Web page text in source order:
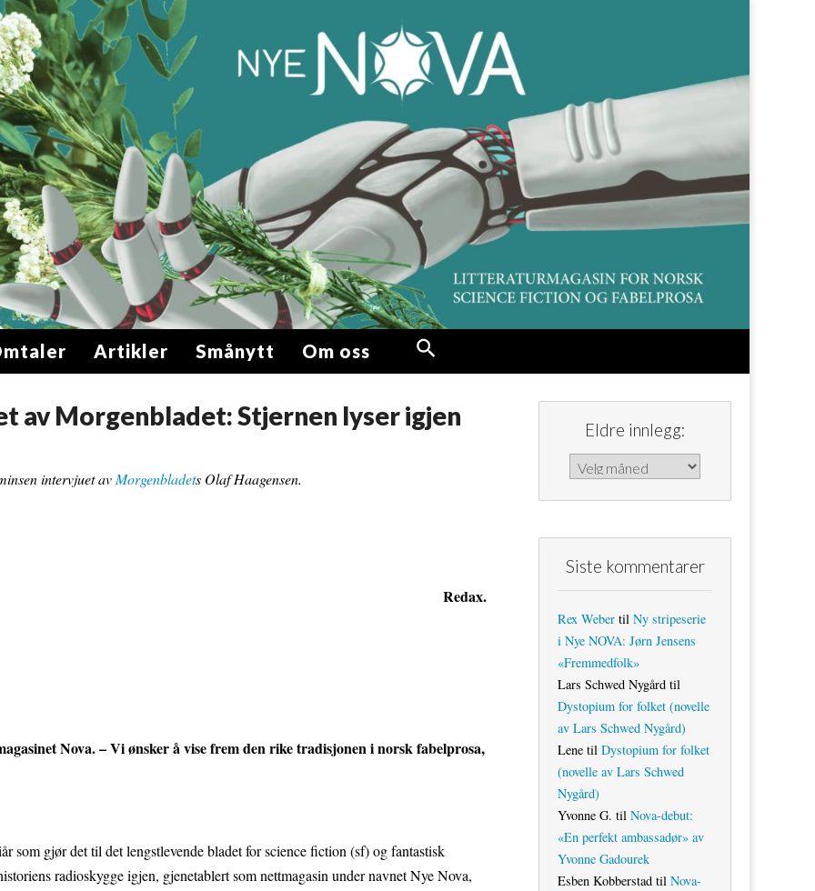
Artikler Smånytt Om oss
av Morgenbladet: Stjernen lyser igjen
intervjuet avMorgenbladets Olaf Haagensen.
Redax.
Nova. – Vi ønsker å vise frem den rike tradisjonen i norsk fabelprosa,
som gjør det til det lengstlevende bladet for science fiction (sf) og fantastisk
radioskygge igjen, gjenetablert som nettmagasin under navnet Nye Nova,
Eldre innlegg:
Eldre innlegg:
Siste kommentarer
Rex Weber til Ny stripeserie
i Nye NOVA: Jørn Jensens
«Fremmedfolk»
Lars Schwed Nygård til
Dystopium for folket (novelle
av Lars Schwed Nygård)
Lene til Dystopium for folket
(novelle av Lars Schwed
Nygård)
Yvonne G. til Nova-debut:
«En perfekt ambassadør» av
Yvonne Gadourek
Esben Kobberstad til Nova-